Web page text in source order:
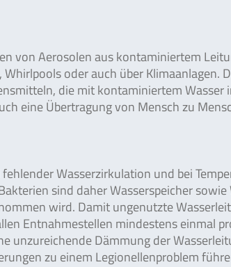
von Aerosolen aus kontaminiertem
oder auch über Klimaanlagen.
die mit kontaminiertem Wasser
eine Übertragung von Mensch zu
Wasserzirkulation und bei
sind daher Wasserspeicher
wird. Damit ungenutzte
Entnahmestellen mindestens einmal
unzureichende Dämmung der
zu einem Legionellenproblem